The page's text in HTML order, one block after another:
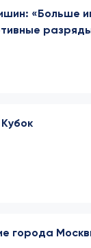
«Больше
города